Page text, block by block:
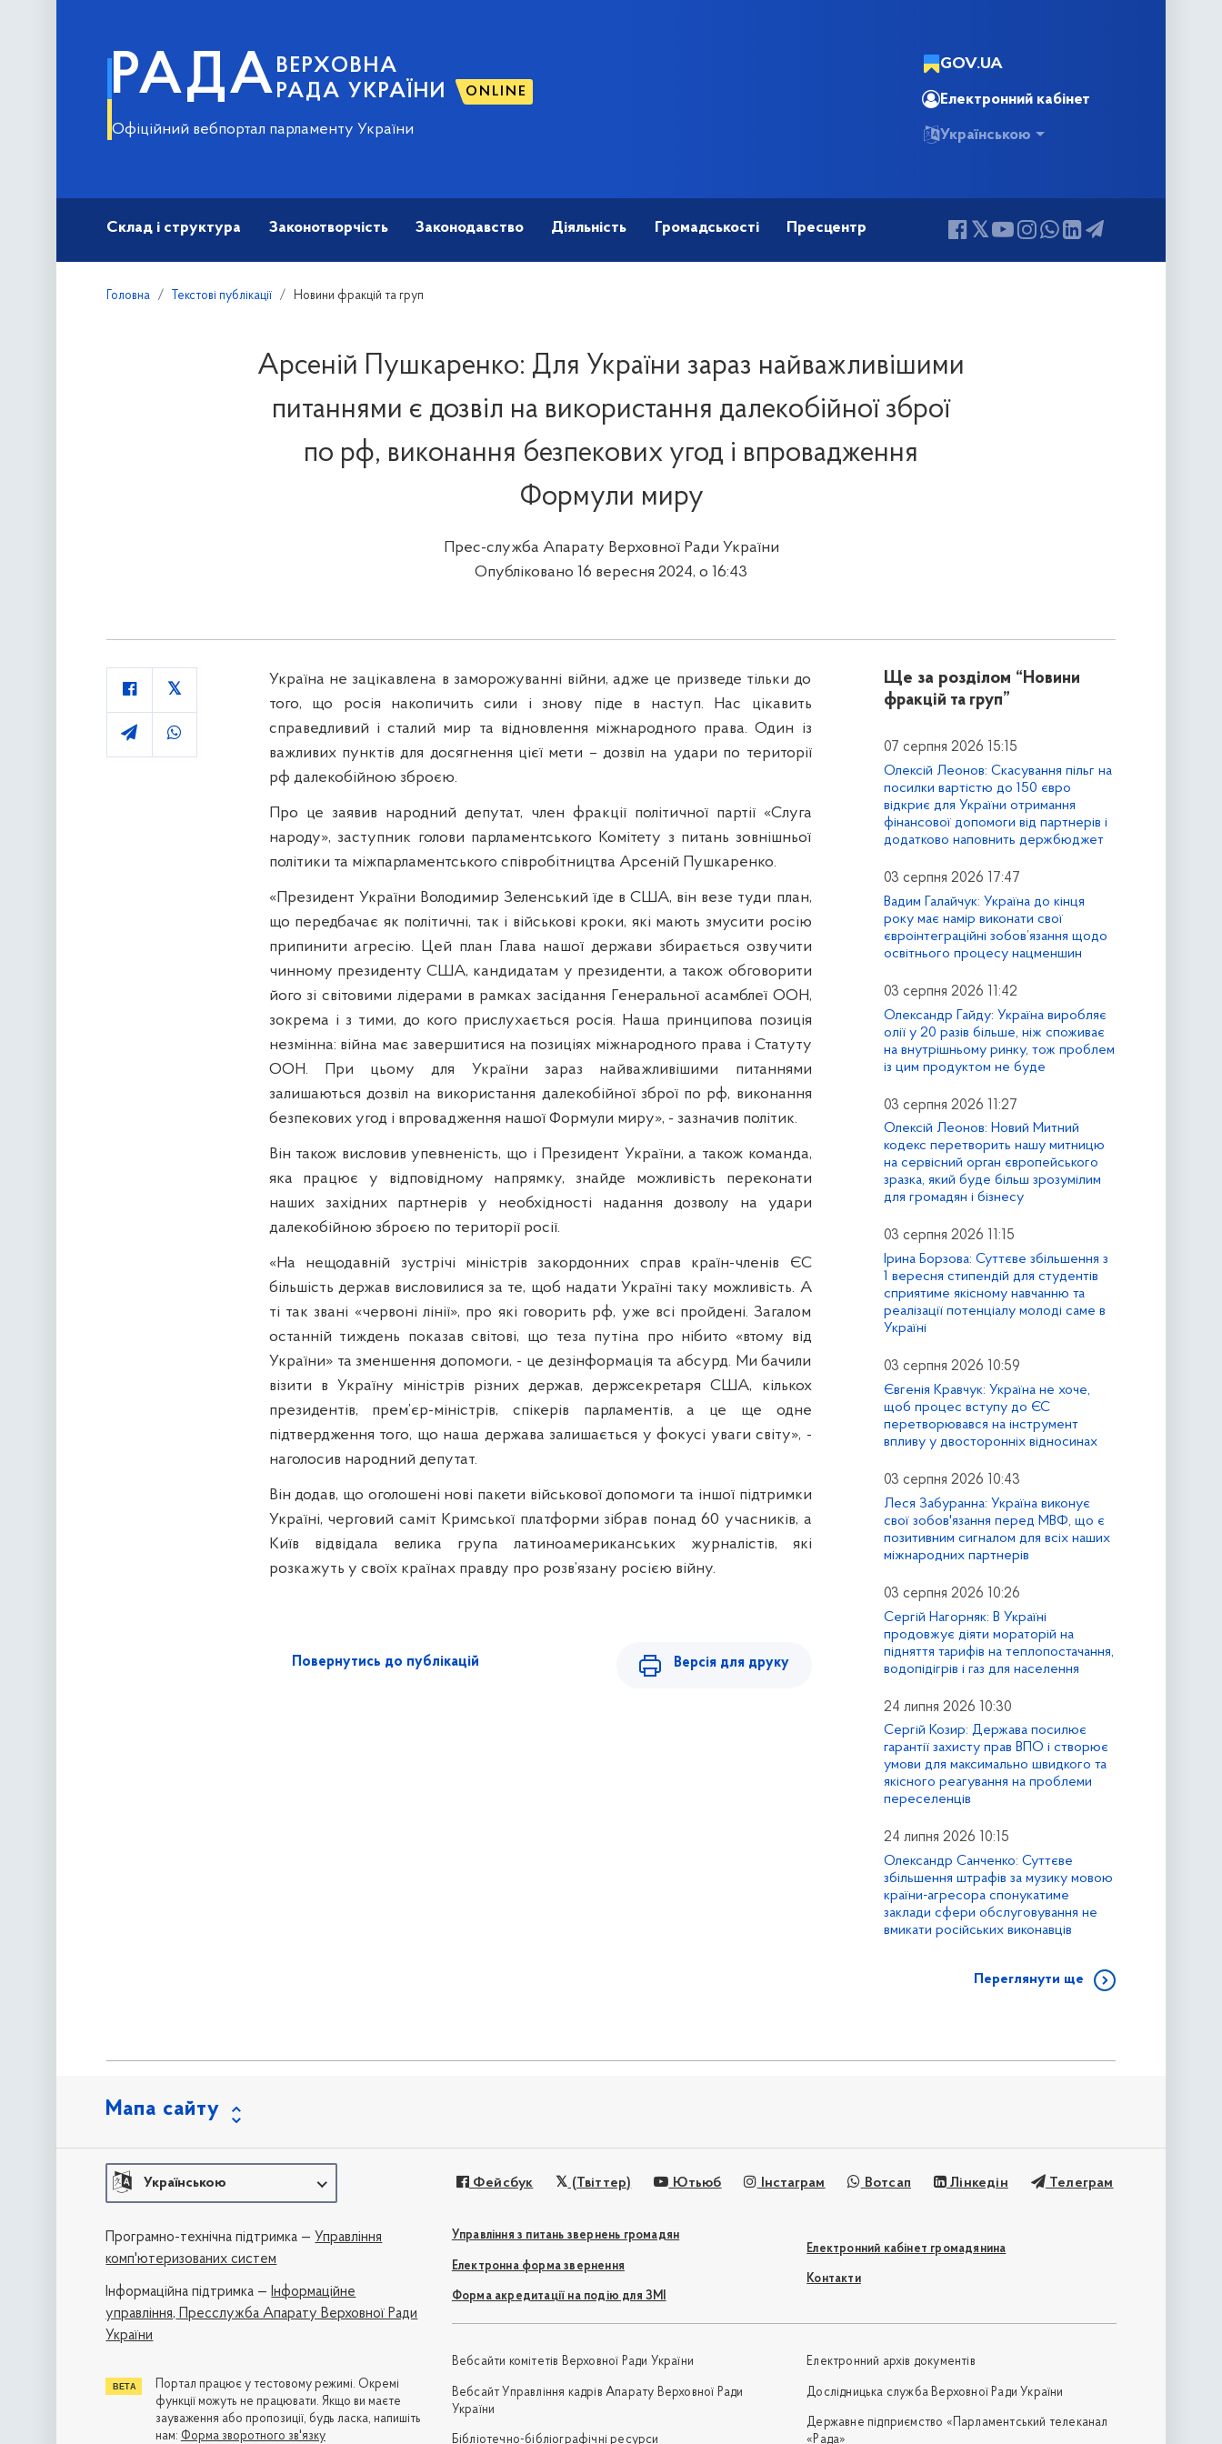
РАДА ВЕРХОВНА
РАДА УКРАЇНИ
ONLINE
Офіційний вебпортал парламенту України
GOV.UA
Електронний кабінет
Українською
Склад і структура Законотворчість Законодавство Діяльність Громадськості Пресцентр
Головна Текстові публікації Новини фракцій та груп
Арсеній Пушкаренко: Для України зараз найважливішими
питаннями є дозвіл на використання далекобійної зброї
по рф, виконання безпекових угод і впровадження
Формули миру
Прес-служба Апарату Верховної Ради України
Опубліковано 16 вересня 2024, о 16:43
Україна не зацікавлена в заморожуванні війни, адже це призведе тільки до
того, що росія накопичить сили і знову піде в наступ. Нас цікавить
справедливий і сталий мир та відновлення міжнародного права. Один із
важливих пунктів для досягнення цієї мети – дозвіл на удари по території
рф далекобійною зброєю.
Про це заявив народний депутат, член фракції політичної партії «Слуга
народу», заступник голови парламентського Комітету з питань зовнішньої
політики та міжпарламентського співробітництва Арсеній Пушкаренко.
«Президент України Володимир Зеленський їде в США, він везе туди план,
що передбачає як політичні, так і військові кроки, які мають змусити росію
припинити агресію. Цей план Глава нашої держави збирається озвучити
чинному президенту США, кандидатам у президенти, а також обговорити
його зі світовими лідерами в рамках засідання Генеральної асамблеї ООН,
зокрема і з тими, до кого прислухається росія. Наша принципова позиція
незмінна: війна має завершитися на позиціях міжнародного права і Статуту
ООН. При цьому для України зараз найважливішими питаннями
залишаються дозвіл на використання далекобійної зброї по рф, виконання
безпекових угод і впровадження нашої Формули миру», - зазначив політик.
Він також висловив упевненість, що і Президент України, а також команда,
яка працює у відповідному напрямку, знайде можливість переконати
наших західних партнерів у необхідності надання дозволу на удари
далекобійною зброєю по території росії.
«На нещодавній зустрічі міністрів закордонних справ країн-членів ЄС
більшість держав висловилися за те, щоб надати Україні таку можливість. А
ті так звані «червоні лінії», про які говорить рф, уже всі пройдені. Загалом
останній тиждень показав світові, що теза путіна про нібито «втому від
України» та зменшення допомоги, - це дезінформація та абсурд. Ми бачили
візити в Україну міністрів різних держав, держсекретаря США, кількох
президентів, прем’єр-міністрів, спікерів парламентів, а це ще одне
підтвердження того, що наша держава залишається у фокусі уваги світу», -
наголосив народний депутат.
Він додав, що оголошені нові пакети військової допомоги та іншої підтримки
Україні, черговий саміт Кримської платформи зібрав понад 60 учасників, а
Київ відвідала велика група латиноамериканських журналістів, які
розкажуть у своїх країнах правду про розв’язану росією війну.
Повернутись до публікацій Версія для друку
Ще за розділом “Новини
фракцій та груп”
07 серпня 2026 15:15
Олексій Леонов: Скасування пільг на
посилки вартістю до 150 євро
відкриє для України отримання
фінансової допомоги від партнерів і
додатково наповнить держбюджет
03 серпня 2026 17:47
Вадим Галайчук: Україна до кінця
року має намір виконати свої
євроінтеграційні зобов’язання щодо
освітнього процесу нацменшин
03 серпня 2026 11:42
Олександр Гайду: Україна виробляє
олії у 20 разів більше, ніж споживає
на внутрішньому ринку, тож проблем
із цим продуктом не буде
03 серпня 2026 11:27
Олексій Леонов: Новий Митний
кодекс перетворить нашу митницю
на сервісний орган європейського
зразка, який буде більш зрозумілим
для громадян і бізнесу
03 серпня 2026 11:15
Ірина Борзова: Суттєве збільшення з
1 вересня стипендій для студентів
сприятиме якісному навчанню та
реалізації потенціалу молоді саме в
Україні
03 серпня 2026 10:59
Євгенія Кравчук: Україна не хоче,
щоб процес вступу до ЄС
перетворювався на інструмент
впливу у двосторонніх відносинах
03 серпня 2026 10:43
Леся Забуранна: Україна виконує
свої зобов'язання перед МВФ, що є
позитивним сигналом для всіх наших
міжнародних партнерів
03 серпня 2026 10:26
Сергій Нагорняк: В Україні
продовжує діяти мораторій на
підняття тарифів на теплопостачання,
водопідігрів і газ для населення
24 липня 2026 10:30
Сергій Козир: Держава посилює
гарантії захисту прав ВПО і створює
умови для максимально швидкого та
якісного реагування на проблеми
переселенців
24 липня 2026 10:15
Олександр Санченко: Суттєве
збільшення штрафів за музику мовою
країни-агресора спонукатиме
заклади сфери обслуговування не
вмикати російських виконавців
Переглянути ще
Мапа сайту
Українською Фейсбук (Твіттер) Ютьюб Інстаграм Вотсап Лінкедін Телеграм
Управління з питань звернень громадян
Електронна форма звернення
Форма акредитації на подію для ЗМІ
Електронний кабінет громадянина
Контакти
Вебсайти комітетів Верховної Ради України
Вебсайт Управління кадрів Апарату Верховної Ради
України
Бібліотечно-бібліографічні ресурси
Електронний архів документів
Дослідницька служба Верховної Ради України
Державне підприємство «Парламентський телеканал
«Рада»
Програмно-технічна підтримка — Управління
комп'ютеризованих систем
Iнформаційна підтримка —Інформаційне
управління, Пресслужба Апарату Верховної Ради
України
Портал працює у тестовому режимі. Окремі
функції можуть не працювати. Якщо ви маєте
зауваження або пропозиції, будь ласка, напишіть
нам: Форма зворотного зв'язку